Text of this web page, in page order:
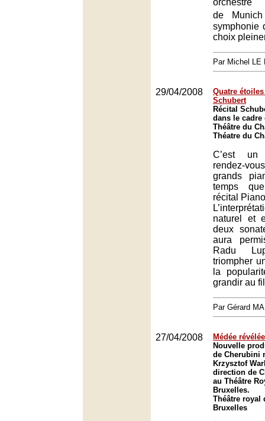
orchestre
de
symphonie
choix
Par Michel LE
29/04/2008
Quatre
Schubert
Récital
dans le cadre
Théâtre du
Théatre du
C’est un
rendez-
grands
temps
récital
naturel et
deux
aura
Radu
triompher
la
grandir au
Par Gérard
27/04/2008
Médée révélée
Nouvelle
de Cherubini
Krzysztof
direction de
au Théâtre
Bruxelles.
Théâtre royal
Bruxelles